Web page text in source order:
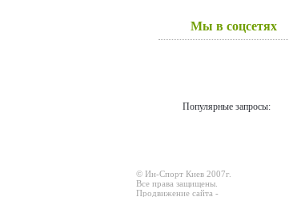
Мы в соцсетях
Популярные запросы:
© Ин-Спорт Киев 2007г.
Все права защищены.
Продвижение сайта -